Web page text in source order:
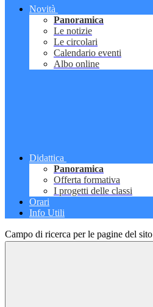
Novità
Panoramica
Le notizie
Le circolari
Calendario eventi
Albo online
Didattica
Panoramica
Offerta formativa
I progetti delle classi
Orari
Info Utili
Campo di ricerca per le pagine del sito